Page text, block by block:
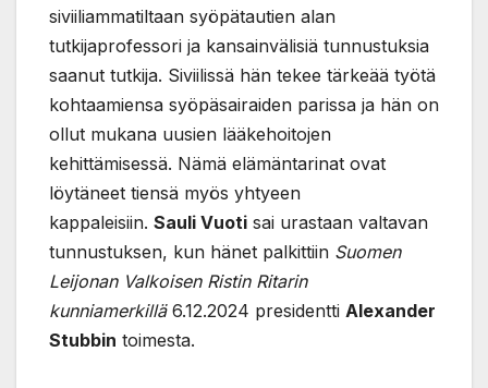
siviiliammatiltaan syöpätautien alan
tutkijaprofessori ja kansainvälisiä tunnustuksia
saanut tutkija. Siviilissä hän tekee tärkeää työtä
kohtaamiensa syöpäsairaiden parissa ja hän on
ollut mukana uusien lääkehoitojen
kehittämisessä. Nämä elämäntarinat ovat
löytäneet tiensä myös yhtyeen
kappaleisiin. Sauli Vuoti sai urastaan valtavan
tunnustuksen, kun hänet palkittiin Suomen
Leijonan Valkoisen Ristin Ritarin
kunniamerkillä6.12.2024 presidentti Alexander
Stubbin toimesta.